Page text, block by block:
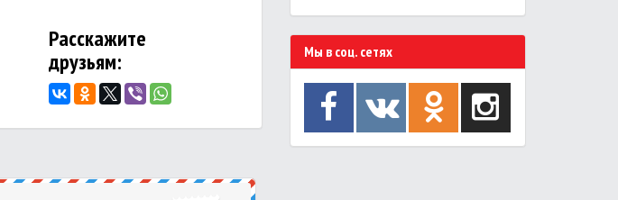
Расскажите
друзьям:
Мы в соц. сетях